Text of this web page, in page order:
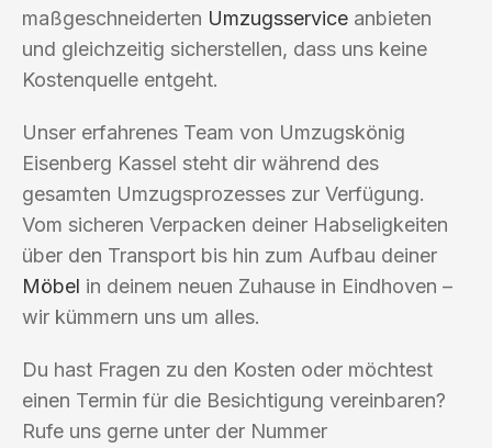
maßgeschneiderten Umzugsservice anbieten
und gleichzeitig sicherstellen, dass uns keine
Kostenquelle entgeht.
Unser erfahrenes Team von Umzugskönig
Eisenberg Kassel steht dir während des
gesamten Umzugsprozesses zur Verfügung.
Vom sicheren Verpacken deiner Habseligkeiten
über den Transport bis hin zum Aufbau deiner
Möbel in deinem neuen Zuhause in Eindhoven –
wir kümmern uns um alles.
Du hast Fragen zu den Kosten oder möchtest
einen Termin für die Besichtigung vereinbaren?
Rufe uns gerne unter der Nummer